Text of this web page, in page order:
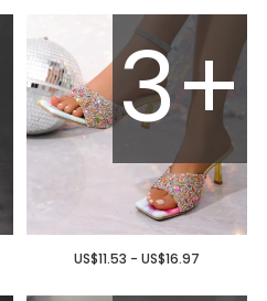
3+
US$11.53 - US$16.97